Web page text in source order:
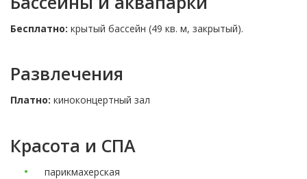
Бесплатно: крытый бассейн (49 кв. м, закрытый).
Развлечения
Платно: киноконцертный зал
Красота и СПА
парикмахерская